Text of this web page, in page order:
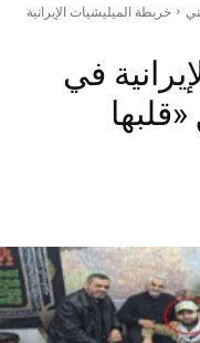
خريطة الميليشيات الإيرانية
في